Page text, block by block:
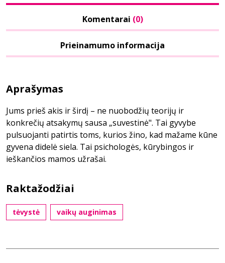
Komentarai (0)
Prieinamumo informacija
Aprašymas
Jums prieš akis ir širdį – ne nuobodžių teorijų ir
konkrečių atsakymų sausa „suvestinė". Tai gyvybe
pulsuojanti patirtis toms, kurios žino, kad mažame kūne
gyvena didelė siela. Tai psichologės, kūrybingos ir
ieškančios mamos užrašai.
Raktažodžiai
tėvystė vaikų auginimas